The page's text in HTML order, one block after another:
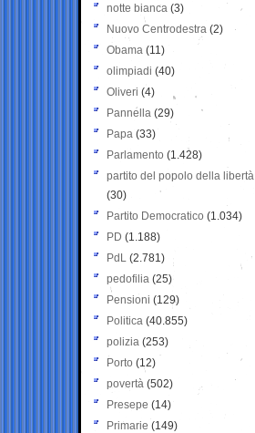
notte bianca (3)
Nuovo Centrodestra (2)
Obama (11)
olimpiadi (40)
Oliveri (4)
Pannella (29)
Papa (33)
Parlamento (1.428)
partito del popolo della libertà
(30)
Partito Democratico (1.034)
PD (1.188)
PdL (2.781)
pedofilia (25)
Pensioni (129)
Politica (40.855)
polizia (253)
Porto (12)
povertà (502)
Presepe (14)
Primarie (149)